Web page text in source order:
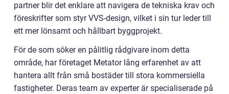
partner blir det enklare att navigera de tekniska krav och
föreskrifter som styr VVS-design, vilket i sin tur leder till
ett mer lönsamt och hållbart byggprojekt.
För de som söker en pålitlig rådgivare inom detta
område, har företaget Metator lång erfarenhet av att
hantera allt från små bostäder till stora kommersiella
fastigheter. Deras team av experter är specialiserade på